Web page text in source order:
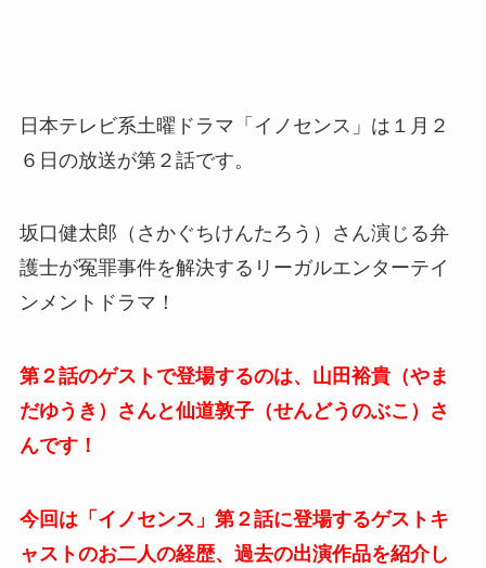
日本テレビ系土曜ドラマ「イノセンス」は１月２
６日の放送が第２話です。
坂口健太郎（さかぐちけんたろう）さん演じる弁
護士が冤罪事件を解決するリーガルエンターテイ
ンメントドラマ！
第２話のゲストで登場するのは、山田裕貴（やま
だゆうき）さんと仙道敦子（せんどうのぶこ）さ
んです！
今回は「イノセンス」第２話に登場するゲストキ
ャストのお二人の経歴、過去の出演作品を紹介し